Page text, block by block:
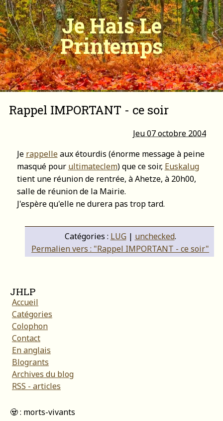
Je Hais Le
Printemps
Rappel IMPORTANT - ce soir
Jeu 07 octobre 2004
Je rappelleaux étourdis (énorme message à peine
masqué pour ultimateclem) que ce soir, Euskalug
tient une réunion de rentrée, à Ahetze, à 20h00,
salle de réunion de la Mairie.
J'espère qu'elle ne durera pas trop tard.
Catégories : LUG| unchecked.
Permalien vers : "Rappel IMPORTANT - ce soir"
JHLP
Accueil
Catégories
Colophon
Contact
En anglais
Blogrants
Archives du blog
RSS - articles
🧟 : morts-vivants